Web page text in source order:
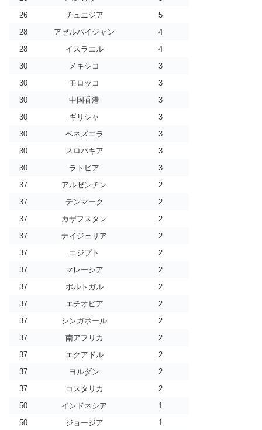
26
チュニジア
5
28
アゼルバイジャン
4
28
イスラエル
4
30
メキシコ
3
30
モロッコ
3
30
中国香港
3
30
ギリシャ
3
30
ベネズエラ
3
30
スロバキア
3
30
ラトビア
3
37
アルゼンチン
2
37
デンマーク
2
37
カザフスタン
2
37
ナイジェリア
2
37
エジプト
2
37
マレーシア
2
37
ポルトガル
2
37
エチオピア
2
37
シンガポール
2
37
南アフリカ
2
37
エクアドル
2
37
ヨルダン
2
37
コスタリカ
2
50
インドネシア
1
50
ジョージア
1